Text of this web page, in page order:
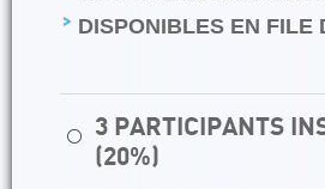
DISPONIBLES EN FILE
⚪
3 PARTICIPANTS
(20%)